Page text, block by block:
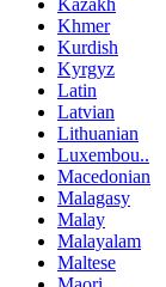
Kazakh
Khmer
Kurdish
Kyrgyz
Latin
Latvian
Lithuanian
Luxembou..
Macedonian
Malagasy
Malay
Malayalam
Maltese